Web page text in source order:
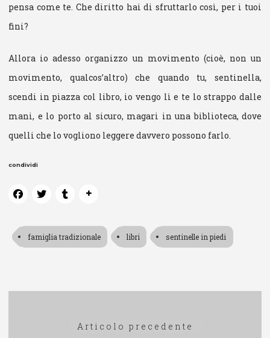
pensa come te. Che diritto hai di sfruttarlo così, per i tuoi
fini?
Allora io adesso organizzo un movimento (cioè, non un
movimento, qualcos’altro) che quando tu, sentinella,
scendi in piazza col libro, io vengo lì e te lo strappo dalle
mani, e lo porto al sicuro, magari in una biblioteca, dove
quelli che lo vogliono leggere davvero possono farlo.
condividi
famiglia tradizionale libri sentinelle in piedi
Articolo precedente